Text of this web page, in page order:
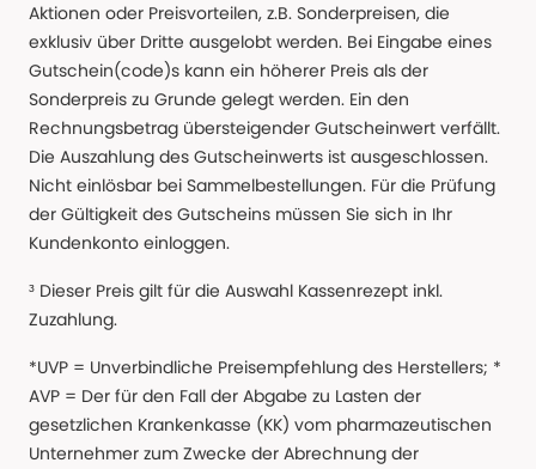
Aktionen oder Preisvorteilen, z.B. Sonderpreisen, die
exklusiv über Dritte ausgelobt werden. Bei Eingabe eines
Gutschein(code)s kann ein höherer Preis als der
Sonderpreis zu Grunde gelegt werden. Ein den
Rechnungsbetrag übersteigender Gutscheinwert verfällt.
Die Auszahlung des Gutscheinwerts ist ausgeschlossen.
Nicht einlösbar bei Sammelbestellungen. Für die Prüfung
der Gültigkeit des Gutscheins müssen Sie sich in Ihr
Kundenkonto einloggen.
³ Dieser Preis gilt für die Auswahl Kassenrezept inkl.
Zuzahlung.
*UVP = Unverbindliche Preisempfehlung des Herstellers; *
AVP = Der für den Fall der Abgabe zu Lasten der
gesetzlichen Krankenkasse (KK) vom pharmazeutischen
Unternehmer zum Zwecke der Abrechnung der